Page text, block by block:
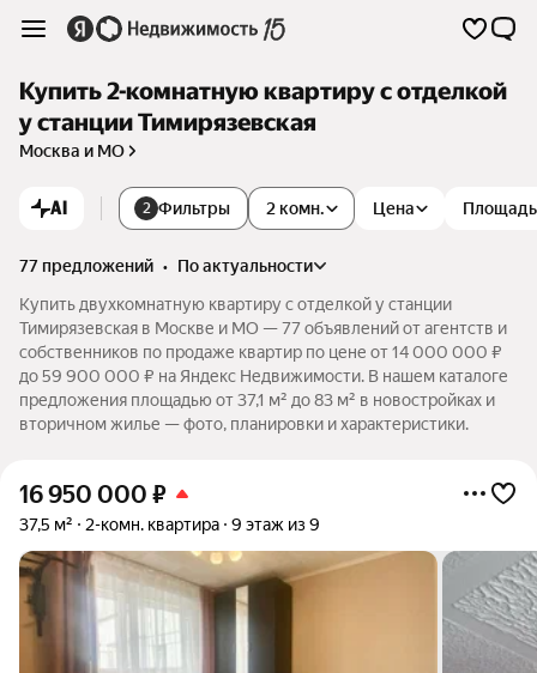
Купить 2-комнатную квартиру с отделкой
у станции Тимирязевская
Москва и МО
AI 2 Фильтры 2 комн. Цена Площадь
77 предложений •
по актуальности
Купить двухкомнатную квартиру с отделкой у станции
Тимирязевская в Москве и МО — 77 объявлений от агентств и
собственников по продаже квартир по цене от 14 000 000 ₽
до 59 900 000 ₽ на Яндекс Недвижимости. В нашем каталоге
предложения площадью от 37,1 м² до 83 м² в новостройках и
вторичном жилье — фото, планировки и характеристики.
16 950 000 ₽
37,5 м² 2-комн. квартира 9 этаж из 9